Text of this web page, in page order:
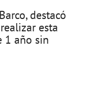
destacó
esta
1 año sin